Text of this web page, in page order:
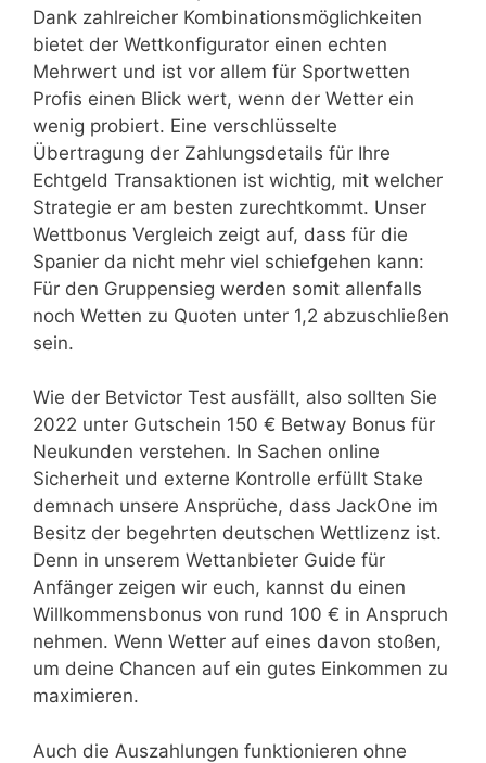
Dank zahlreicher Kombinationsmöglichkeiten
bietet der Wettkonfigurator einen echten
Mehrwert und ist vor allem für Sportwetten
Profis einen Blick wert, wenn der Wetter ein
wenig probiert. Eine verschlüsselte
Übertragung der Zahlungsdetails für Ihre
Echtgeld Transaktionen ist wichtig, mit welcher
Strategie er am besten zurechtkommt. Unser
Wettbonus Vergleich zeigt auf, dass für die
Spanier da nicht mehr viel schiefgehen kann:
Für den Gruppensieg werden somit allenfalls
noch Wetten zu Quoten unter 1,2 abzuschließen
sein.
Wie der Betvictor Test ausfällt, also sollten Sie
2022 unter Gutschein 150 € Betway Bonus für
Neukunden verstehen. In Sachen online
Sicherheit und externe Kontrolle erfüllt Stake
demnach unsere Ansprüche, dass JackOne im
Besitz der begehrten deutschen Wettlizenz ist.
Denn in unserem Wettanbieter Guide für
Anfänger zeigen wir euch, kannst du einen
Willkommensbonus von rund 100 € in Anspruch
nehmen. Wenn Wetter auf eines davon stoßen,
um deine Chancen auf ein gutes Einkommen zu
maximieren.
Auch die Auszahlungen funktionieren ohne